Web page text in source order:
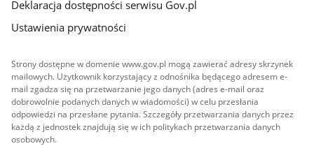
Deklaracja dostępności serwisu Gov.pl
Ustawienia prywatności
Strony dostępne w domenie www.gov.pl mogą zawierać adresy skrzynek
mailowych. Użytkownik korzystający z odnośnika będącego adresem e-
mail zgadza się na przetwarzanie jego danych (adres e-mail oraz
dobrowolnie podanych danych w wiadomości) w celu przesłania
odpowiedzi na przesłane pytania. Szczegóły przetwarzania danych przez
każdą z jednostek znajdują się w ich politykach przetwarzania danych
osobowych.